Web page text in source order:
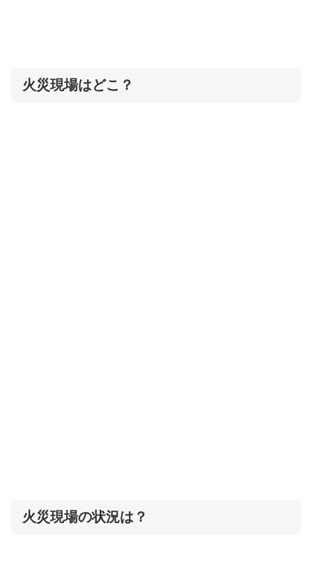
火災現場はどこ？
火災現場の状況は？